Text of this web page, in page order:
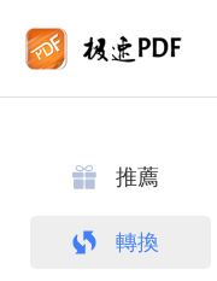
推薦
轉換